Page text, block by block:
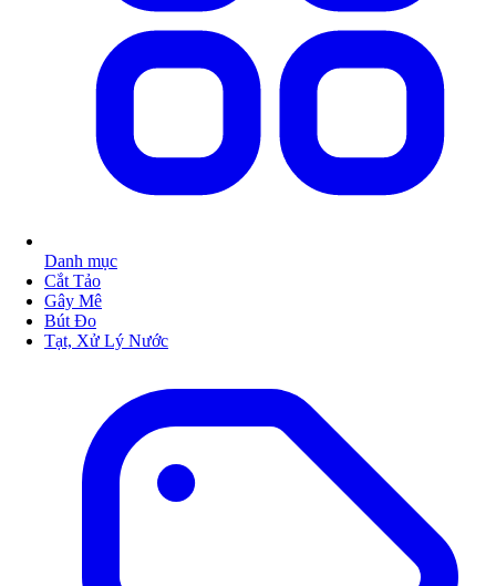
Danh mục
Cắt Tảo
Gây Mê
Bút Đo
Tạt, Xử Lý Nước